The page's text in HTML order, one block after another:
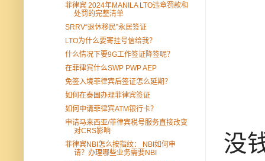
没
菲律宾 2024年MANILA LTO违章罚款和
处罚的完整清单
SRRV“退休移民”永居签证
LTO为什么要寄挂号信给我？
什么情况下要9G工作签证降签呢？
在菲律宾什么SWP PWP AEP
免签入境菲律宾后签证怎么延期？
如何在泰国办理菲律宾签证
如何申请菲律宾ATM银行卡？
申请马来西亚/菲律宾税号服务直接改变
对CRS影响
菲律宾NBI怎么按指纹： NBI如何申
请？办理哪些业务需要NBI